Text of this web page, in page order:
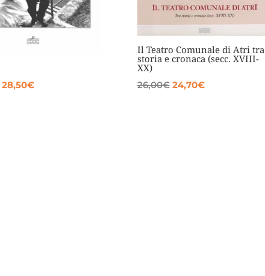
Il
28,50€Il
Il Teatro Comunale di Atri tra
storia e cronaca (secc. XVIII-
XX)
26,00€ Il
24,70€Il